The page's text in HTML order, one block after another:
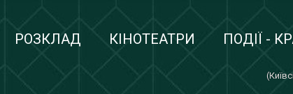
РОЗКЛАД КІНОТЕАТРИ ПОДІЇ -